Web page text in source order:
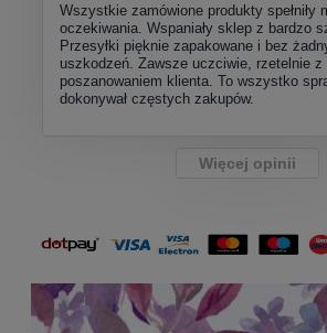
Wszystkie zamówione produkty spełniły
oczekiwania. Wspaniały sklep z bardzo
Przesyłki pięknie zapakowane i bez
uszkodzeń. Zawsze uczciwie, rzetelnie z
poszanowaniem klienta. To wszystko
dokonywał częstych zakupów.
Więcej opinii